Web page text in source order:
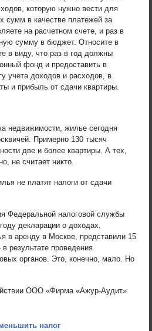
которую нужно вести для
сумм в качестве платежей за
на расчетном счете, и раз в
сумму в бюджет. Относите в
в виду, что раз в год должны
фонд и предоставить в
учета доходов и расходов, в
и прибыль от сдачи квартиры.
недвижимости, жилье сегодня
Примерно 130 тысяч
две и более квартиры. А тех,
не считает никто.
не платят налоги от сдачи
Федеральной налоговой службы
декларации о доходах,
в аренду в Москве, представили 15
результате проведения
органов. Это, конечно, мало. Но
ООО «Фирма «Ажур-Аудит»
налог